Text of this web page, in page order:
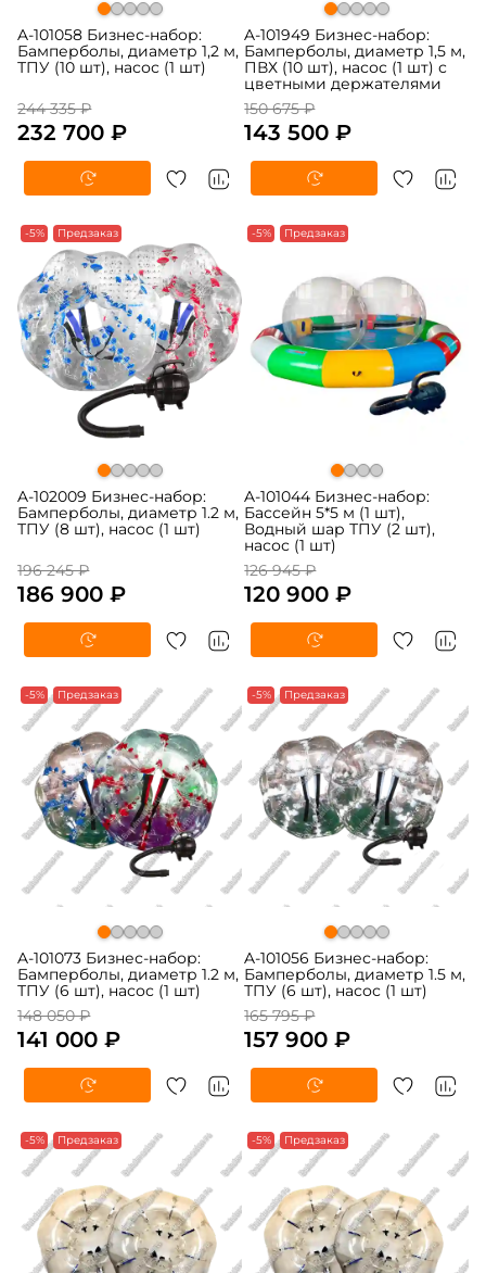
A-101058 Бизнес-набор:
Бамперболы, диаметр 1,2 м,
ТПУ (10 шт), насос (1 шт)
244 335 ₽
232 700 ₽
A-101949 Бизнес-набор:
Бамперболы, диаметр 1,5 м,
ПВХ (10 шт), насос (1 шт) с
цветными держателями
150 675 ₽
143 500 ₽
-5% Предзаказ
A-102009 Бизнес-набор:
Бамперболы, диаметр 1.2 м,
ТПУ (8 шт), насос (1 шт)
196 245 ₽
186 900 ₽
-5% Предзаказ
A-101044 Бизнес-набор:
Бассейн 5*5 м (1 шт),
Водный шар ТПУ (2 шт),
насос (1 шт)
126 945 ₽
120 900 ₽
-5% Предзаказ
A-101073 Бизнес-набор:
Бамперболы, диаметр 1.2 м,
ТПУ (6 шт), насос (1 шт)
148 050 ₽
141 000 ₽
-5% Предзаказ
A-101056 Бизнес-набор:
Бамперболы, диаметр 1.5 м,
ТПУ (6 шт), насос (1 шт)
165 795 ₽
157 900 ₽
-5% Предзаказ -5% Предзаказ